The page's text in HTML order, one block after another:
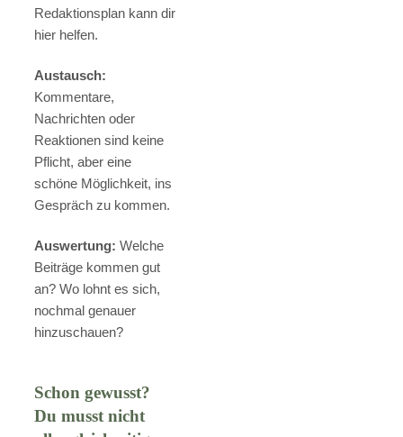
Redaktionsplan kann dir
hier helfen.
Austausch:
Kommentare,
Nachrichten oder
Reaktionen sind keine
Pflicht, aber eine
schöne Möglichkeit, ins
Gespräch zu kommen.
Auswertung: Welche
Beiträge kommen gut
an? Wo lohnt es sich,
nochmal genauer
hinzuschauen?
Schon gewusst?
Du musst nicht